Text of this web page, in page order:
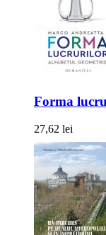
Forma
27,62 lei